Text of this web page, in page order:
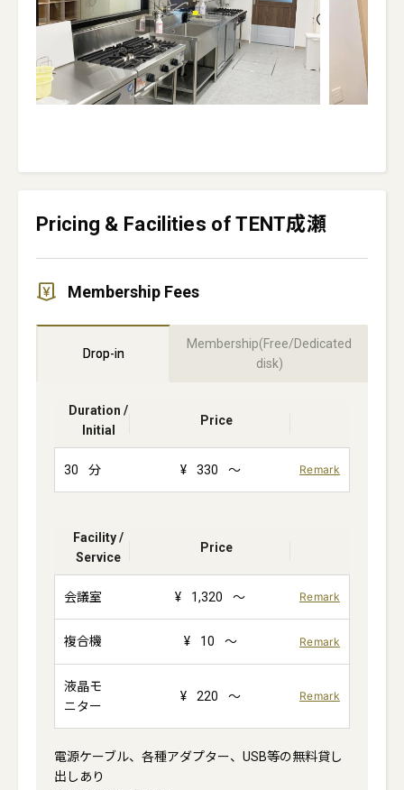
Pricing & Facilities of TENT成瀬
Membership Fees
Drop-in
Membership(Free/Dedicated
disk)
Duration /
Initial
Price
30 分 ¥ 330 ～ Remark
Facility /
Service
Price
会議室 ¥ 1,320 ～ Remark
複合機 ¥ 10 ～ Remark
液晶モ
ニター
¥ 220 ～ Remark
電源ケーブル、各種アダプター、USB等の無料貸し
出しあり